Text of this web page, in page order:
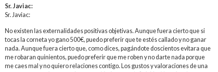
Sr. Javiac:
Sr. Javiac:
No existen las externalidades positivas objetivas. Aunque fuera cierto que si
tocas la corneta yo gano 500€, puedo preferir que te estés callado y no ganar
nada. Aunque fuera cierto que, como dices, pagándote doscientos evitara que
me robaran quinientos, puedo preferir que me roben y no darte nada porque
me caes mal y no quiero relaciones contigo. Los gustos y valoraciones de una